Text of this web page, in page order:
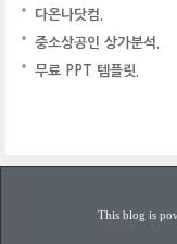
다온나닷컴.
중소상공인 상가분석.
무료 PPT 템플릿.
This blog is